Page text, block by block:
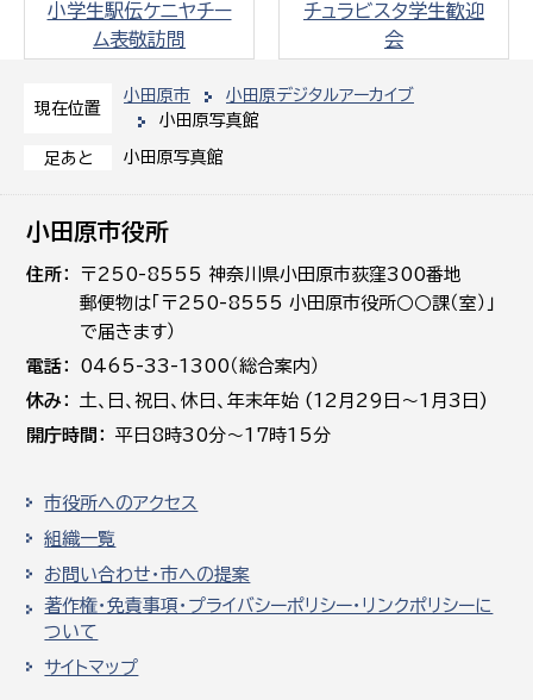
現在位置
小田原市
小田原デジタルアーカイブ
小田原写真館
足あと 小田原写真館
小学生駅伝ケニヤチー
ム表敬訪問
チュラビスタ学生歓迎
会
小田原市役所
住所
〒250-8555 神奈川県小田原市荻窪300番地
郵便物は「〒250-8555 小田原市役所○○課（室）」
で届きます）
電話
0465-33-1300（総合案内）
休み
土､日､祝日、休日、年末年始 (12月29日～1月3日)
開庁時間
平日8時30分～17時15分
市役所へのアクセス
組織一覧
お問い合わせ・市への提案
著作権・免責事項・プライバシーポリシー・リンクポリシーに
ついて
サイトマップ